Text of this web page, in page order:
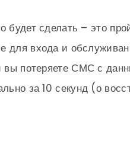
будет сделать – это
для входа и
вы потеряете СМС с
за 10 секунд (о